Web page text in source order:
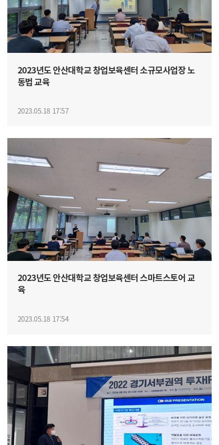
2023년도 안산대학교 창업보육센터 소규모사업장 노
동법 교육
2023.05.18 17:57
2023년도 안산대학교 창업보육센터 스마트스토어 교
육
2023.05.18 17:54